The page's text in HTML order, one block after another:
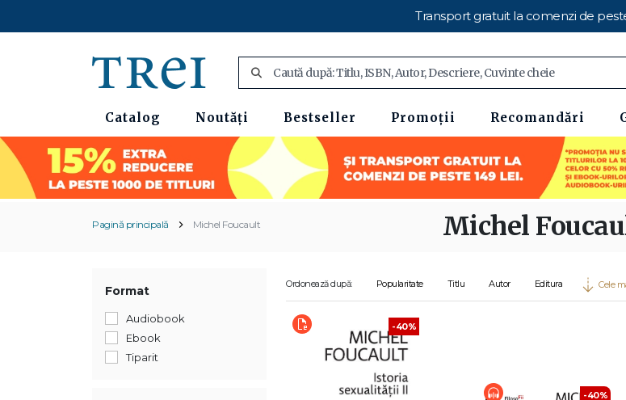
Transport gratuit la comenzi de
Catalog Noutăți Bestseller Promoții Recomandări
Pagină principală Michel Foucault Michel
Format
Audiobook
Ebook
Tiparit
Ordonează după: Popularitate Titlu Autor Editura Cele
-40%
-40%